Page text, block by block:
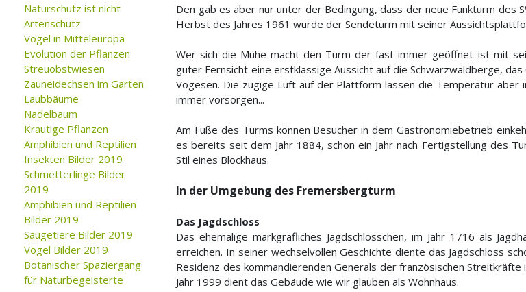
Naturschutz ist nicht
Artenschutz
Vögel in Mitteleuropa
Evolution der Pflanzen
Streuobstwiesen
Zauneidechsen im Garten
Laubbäume
Nadelbaum
Krautige Pflanzen
Amphibien und Reptilien
Insekten Bilder 2019
Schmetterlinge Bilder
2019
Amphibien und Reptilien
Bilder 2019
Säugetiere Bilder 2019
Vögel Bilder 2019
Botanischer Spaziergang
für Naturbegeisterte
Den gab es aber nur unter der Bedingung, dass der neue Funkturm des
Herbst des Jahres 1961 wurde der Sendeturm mit seiner
Wer sich die Mühe macht den Turm der fast immer geöffnet ist mit
guter Fernsicht eine erstklassige Aussicht auf die Schwarzwaldberge,
Vogesen. Die zugige Luft auf der Plattform lassen die Temperatur aber
immer vorsorgen...
Am Fuße des Turms können Besucher in dem Gastronomiebetrieb
es bereits seit dem Jahr 1884, schon ein Jahr nach Fertigstellung des
Stil eines Blockhaus.
In der Umgebung des Fremersbergturm
Das Jagdschloss
Das ehemalige markgräfliches Jagdschlösschen, im Jahr 1716 als
erreichen. In seiner wechselvollen Geschichte diente das Jagdschloss
Residenz des kommandierenden Generals der französischen
Jahr 1999 dient das Gebäude wie wir glauben als Wohnhaus.